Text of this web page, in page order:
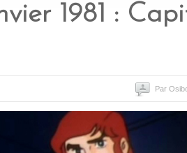
1981 :
Par